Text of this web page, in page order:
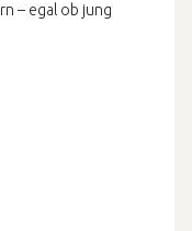
– egal ob jung